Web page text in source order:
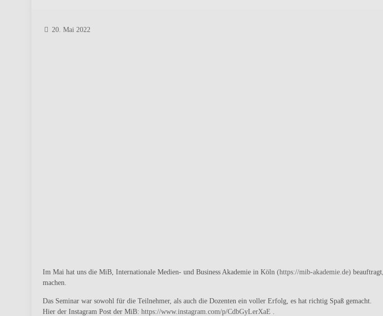
20. Mai 2022
Im Mai hat uns die MiB, Internationale Medien- und Business Akademie in Köln (https://mib-akademie.de)
machen.
Das Seminar war sowohl für die Teilnehmer, als auch die Dozenten ein voller Erfolg, es hat richtig Spaß gemacht.
Hier der Instagram Post der MiB: https://www.instagram.com/p/CdbGyLerXaE .